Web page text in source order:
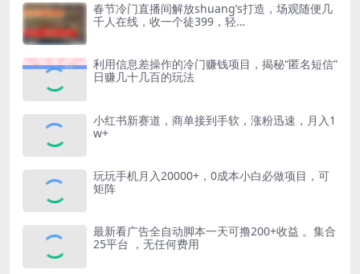
春节冷门直播间解放shuang’s打造，场观随便几
千人在线，收一个徒399，轻…
利用信息差操作的冷门赚钱项目，揭秘“匿名短信”
日赚几十几百的玩法
小红书新赛道，商单接到手软，涨粉迅速，月入1
w+
玩玩手机月入20000+，0成本小白必做项目，可
矩阵
最新看广告全自动脚本一天可撸200+收益 。集合
25平台 ，无任何费用